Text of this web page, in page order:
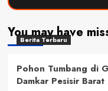
You may have
Berita Terbaru
Pohon Tumbang di
Damkar Pesisir Barat